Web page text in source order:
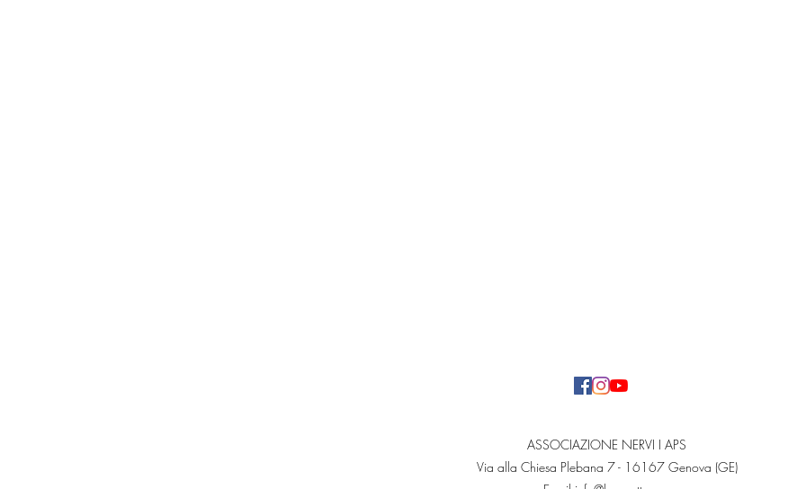
ASSOCIAZIONE NERVI I APS
Via alla Chiesa Plebana 7 - 16167 Genova (GE)